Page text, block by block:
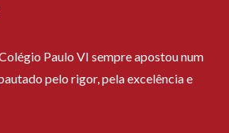
Paulo VI sempre apostou num
pelo rigor, pela excelência e